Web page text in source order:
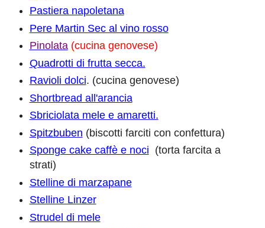
Pastiera napoletana
Pere Martin Sec al vino rosso
Pinolata (cucina genovese)
Quadrotti di frutta secca.
Ravioli dolci. (cucina genovese)
Shortbread all'arancia
Sbriciolata mele e amaretti.
Spitzbuben (biscotti farciti con confettura)
Sponge cake caffè e noci (torta farcita a
strati)
Stelline di marzapane
Stelline Linzer
Strudel di mele